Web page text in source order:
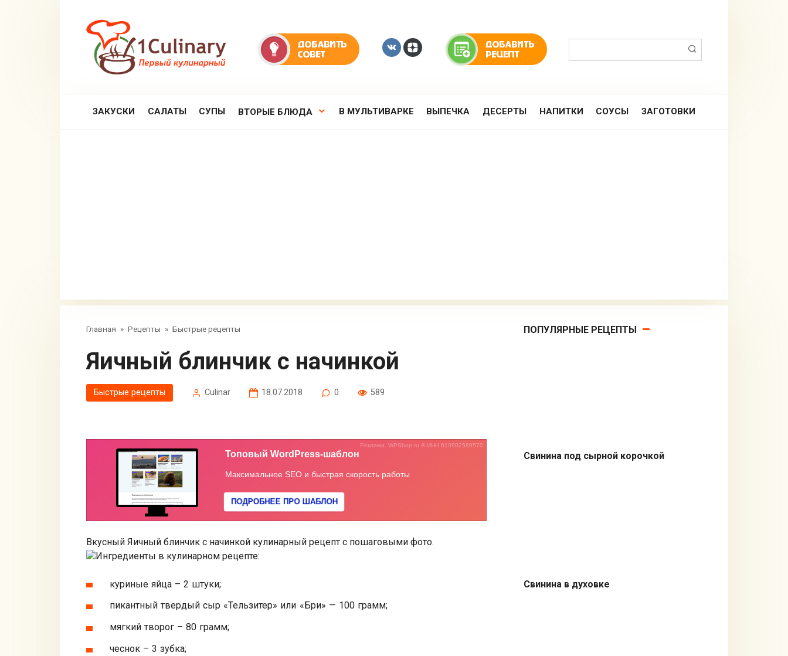
ЗАКУСКИ САЛАТЫ СУПЫ ВТОРЫЕ БЛЮДА В МУЛЬТИВАРКЕ ВЫПЕЧКА ДЕСЕРТЫ НАПИТКИ СОУСЫ ЗАГОТОВКИ
Главная » Рецепты » Быстрые рецепты
Яичный блинчик с начинкой
Быстрые рецепты Сulinar 18.07.2018 0 589
Вкусный Яичный блинчик с начинкой кулинарный рецепт с пошаговыми фото.
Ингредиенты в кулинарном рецепте:
куриные яйца – 2 штуки;
пикантный твердый сыр «Тельзитер» или «Бри» — 100 грамм;
мягкий творог – 80 грамм;
чеснок – 3 зубка;
ПОПУЛЯРНЫЕ РЕЦЕПТЫ
Свинина под сырной корочкой
Свинина в духовке